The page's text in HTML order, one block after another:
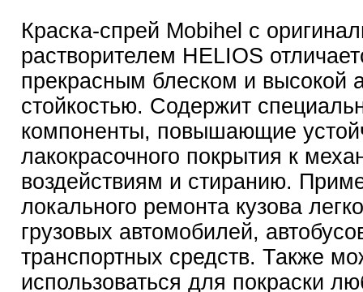
Краска-спрей Mobihel с
растворителем HELIOS
прекрасным блеском и высокой
стойкостью. Содержит
компоненты, повышающие
лакокрасочного покрытия к
воздействиям и стиранию.
локального ремонта кузова
грузовых автомобилей,
транспортных средств. Также
использоваться для покраски